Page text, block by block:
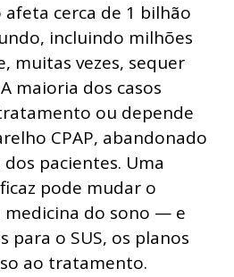
cerca de 1 bilhão
incluindo milhões
muitas vezes, sequer
maioria dos casos
ou depende
CPAP, abandonado
pacientes. Uma
pode mudar o
medicina do sono — e
para o SUS, os planos
ao tratamento.